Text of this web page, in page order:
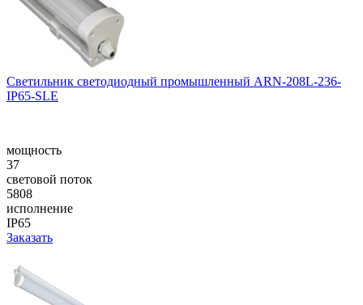
Светильник светодиодный промышленный ARN-208L-236-
IP65-SLE
мощность
37
световой поток
5808
исполнение
IP65
Заказать